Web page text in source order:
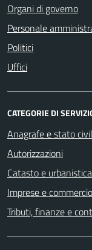
Organi di governo
Personale
Politici
Uffici
CATEGORIE DI
Anagrafe e stato
Autorizzazioni
Catasto e urbanistica
Imprese e commercio
Tributi, finanze e